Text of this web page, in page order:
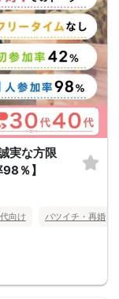
実な方限
％】
向け バツイチ・再婚